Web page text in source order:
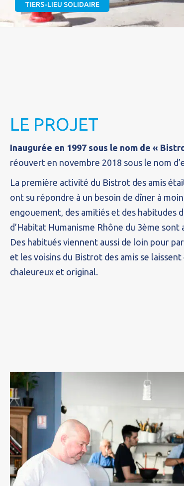
TIERS-LIEU SOLIDAIRE
LE PROJET
Inaugurée en 1997 sous le nom de «
réouvert en novembre 2018 sous le nom
La première activité du Bistrot des amis
ont su répondre à un besoin de dîner à
engouement, des amitiés et des habitudes
d’Habitat Humanisme Rhône du 3ème sont
Des habitués viennent aussi de loin pour
et les voisins du Bistrot des amis se
chaleureux et original.